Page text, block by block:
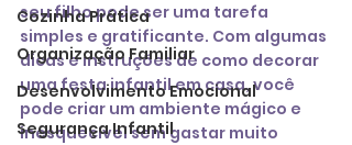
Cozinha Prática
Organização Familiar
Desenvolvimento Emocional
Segurança Infantil
seu filho pode ser uma tarefa
simples e gratificante. Com algumas
dicas e instruções de como decorar
uma festa infantil em casa, você
pode criar um ambiente mágico e
inesquecível sem gastar muito